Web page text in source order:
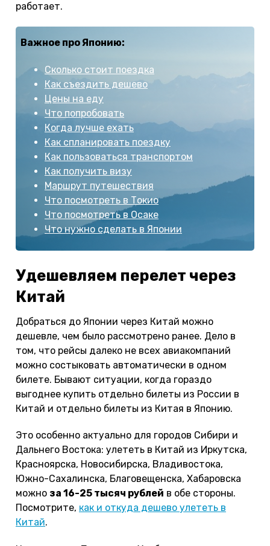
работает.
Важное про Японию:
Сколько стоит поездка
Как съездить дешево
Цены на еду
Что попробовать
Когда лучше ехать
Как спланировать поездку
Как пользоваться транспортом
Как получить визу
Маршрут путешествия
Что посмотреть в Токио
Что посмотреть в Осаке
Что нужно сделать в Японии
Удешевляем перелет через
Китай
Добраться до Японии через Китай можно
дешевле, чем было рассмотрено ранее. Дело в
том, что рейсы далеко не всех авиакомпаний
можно состыковать автоматически в одном
билете. Бывают ситуации, когда гораздо
выгоднее купить отдельно билеты из России в
Китай и отдельно билеты из Китая в Японию.
Это особенно актуально для городов Сибири и
Дальнего Востока: улететь в Китай из Иркутска,
Красноярска, Новосибирска, Владивостока,
Южно-Сахалинска, Благовещенска, Хабаровска
можно за 16-25 тысяч рублей в обе стороны.
Посмотрите, как и откуда дешево улететь в
Китай.